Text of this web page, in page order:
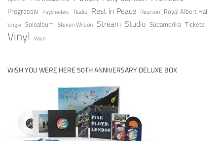
Progressiv Psychedelic Radio Rest in Peace Reunion Royal Albert Hall
Single Soloalbum Steven Wilson Stream Studio Südamerika Tickets
Vinyl Wien
WISH YOU WERE HERE 50TH ANNIVERSARY DELUXE BOX